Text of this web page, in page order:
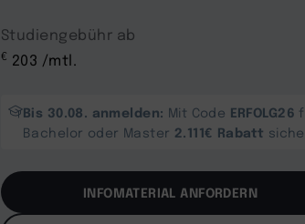
Studiengebühr ab
€ 203 /mtl.
Bis 30.08. anmelden: Mit Code ERFOLG26
Bachelor oder Master 2.111€ Rabatt
INFOMATERIAL ANFORDERN